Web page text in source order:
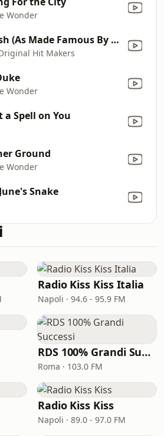
Wonder
I Wish (As Made Famous By Stevie Wonder) [Karaoke Version]
Hit Makers
Wonder
a Spell on You
Ground
Wonder
Snake
Radio Kiss Kiss Italia
Napoli · 94.6 - 95.9 FM
RDS 100% Grandi Successi
Roma · 103.0 FM
Radio Kiss Kiss
Napoli · 89.0 - 97.0 FM